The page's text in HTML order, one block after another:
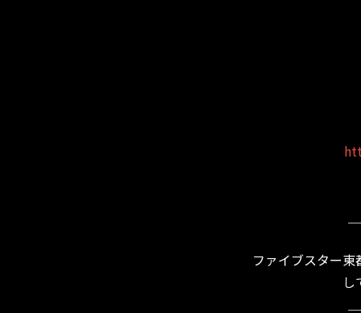
ファイブスター
し